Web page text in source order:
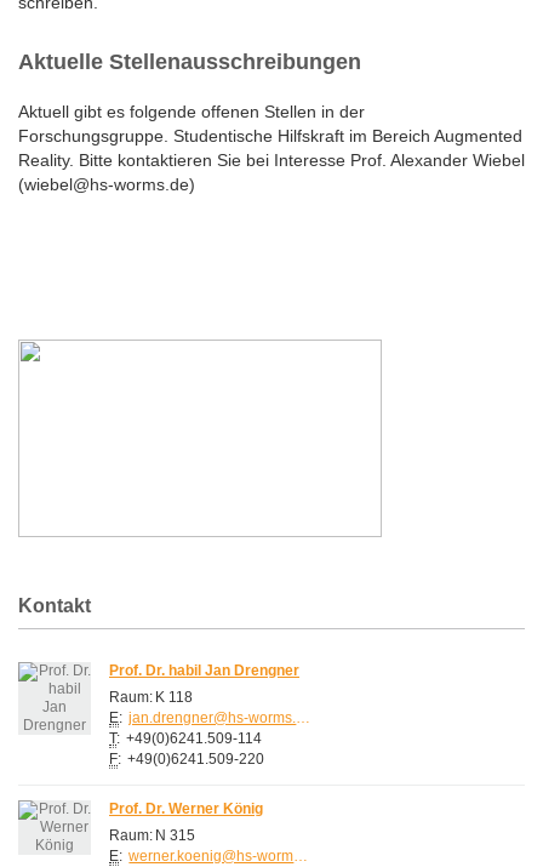
Aktuelle Stellenausschreibungen
Aktuell gibt es folgende offenen Stellen in der
Forschungsgruppe. Studentische Hilfskraft im Bereich Augmented
Reality. Bitte kontaktieren Sie bei Interesse Prof. Alexander Wiebel
(wiebel@hs-worms.de)
Kontakt
Prof. Dr. habil Jan Drengner
Raum: K 118
E:
jan.drengner@hs-worms.de
T: +49(0)6241.509-114
F: +49(0)6241.509-220
Prof. Dr. Werner König
Raum: N 315
E:
werner.koenig@hs-worms.de